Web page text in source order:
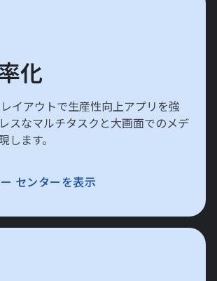
化
イアウトで生産性向上アプリを強
スなマルチタスクと大画面でのメデ
します。
センターを表示